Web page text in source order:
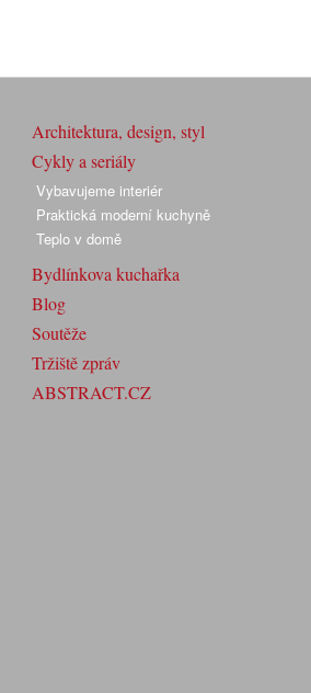
Architektura, design, styl
Cykly a seriály
Vybavujeme interiér
Praktická moderní kuchyně
Teplo v domě
Bydlínkova kuchařka
Blog
Soutěže
Tržiště zpráv
ABSTRACT.CZ